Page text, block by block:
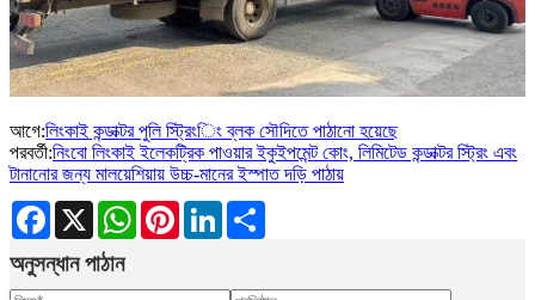
আগে:লিংকাই কন্ডাক্টর পুলি স্ট্রিংিং ব্লক সৌদিতে পাঠানো হয়েছে
পরবর্তী:নিংবো লিংকাই ইলেকট্রিক পাওয়ার ইকুইপমেন্ট কোং, লিমিটেড কন্ডাক্টর স্ট্রিং এবং
টানানোর জন্য মালয়েশিয়ায় উচ্চ-মানের ইস্পাত দড়ি পাঠায়
Facebook
X WhatsAppPinterestLinkedIn
অনুসন্ধান পাঠান